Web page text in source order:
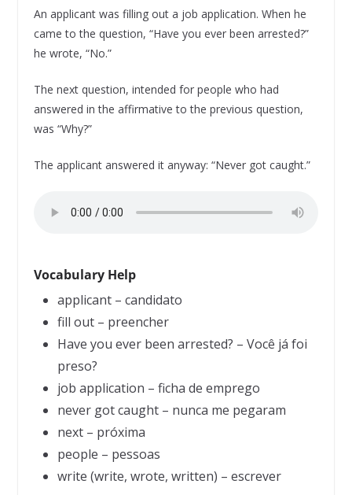
An applicant was filling out a job application. When he
came to the question, “Have you ever been arrested?”
he wrote, “No.”
The next question, intended for people who had
answered in the affirmative to the previous question,
was “Why?”
The applicant answered it anyway: “Never got caught.”
Vocabulary Help
applicant – candidato
fill out – preencher
Have you ever been arrested? – Você já foi
preso?
job application – ficha de emprego
never got caught – nunca me pegaram
next – próxima
people – pessoas
write (write, wrote, written) – escrever